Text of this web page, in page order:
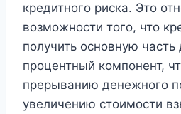
кредитного риска. Это
возможности того, что
получить основную часть
процентный компонент,
прерыванию денежного
увеличению стоимости